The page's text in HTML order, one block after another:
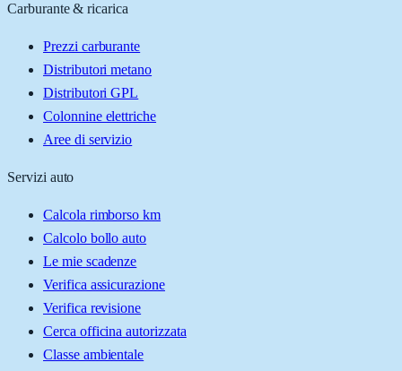
Carburante & ricarica
Prezzi carburante
Distributori metano
Distributori GPL
Colonnine elettriche
Aree di servizio
Servizi auto
Calcola rimborso km
Calcolo bollo auto
Le mie scadenze
Verifica assicurazione
Verifica revisione
Cerca officina autorizzata
Classe ambientale